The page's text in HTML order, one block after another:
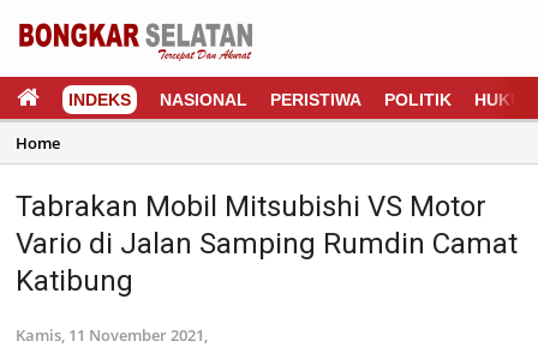
INDEKS NASIONAL PERISTIWA POLITIK HUKUM
Home
Tabrakan Mobil Mitsubishi VS Motor
Vario di Jalan Samping Rumdin Camat
Katibung
Kamis, 11 November 2021,